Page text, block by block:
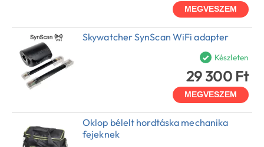
MEGVESZEM
Skywatcher SynScan WiFi adapter
Készleten
29 300 Ft
MEGVESZEM
Oklop bélelt hordtáska mechanika
fejeknek